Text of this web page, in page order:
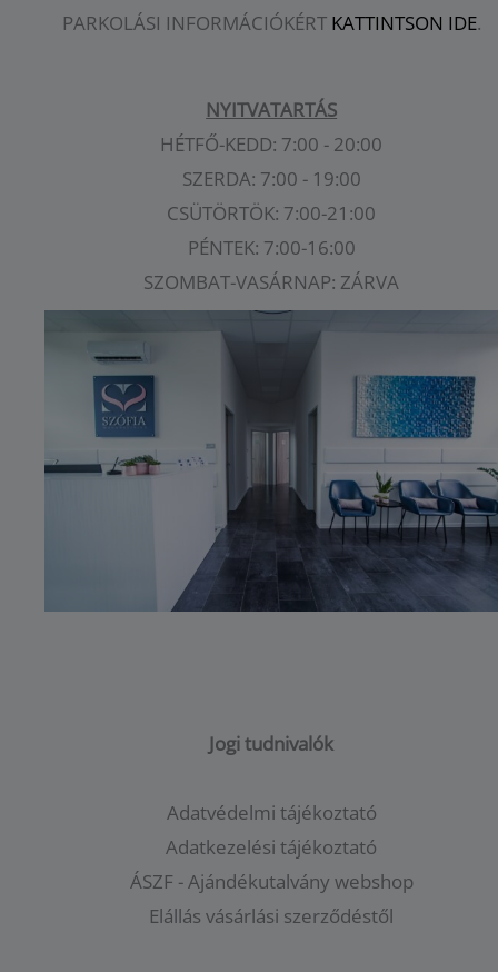
PARKOLÁSI INFORMÁCIÓKÉRT KATTINTSON IDE.
NYITVATARTÁS
HÉTFŐ-KEDD: 7:00 - 20:00
SZERDA: 7:00 - 19:00
CSÜTÖRTÖK: 7:00-21:00
PÉNTEK: 7:00-16:00
SZOMBAT-VASÁRNAP: ZÁRVA
Jogi tudnivalók
Adatvédelmi tájékoztató
Adatkezelési tájékoztató
ÁSZF - Ajándékutalvány webshop
Elállás vásárlási szerződéstől